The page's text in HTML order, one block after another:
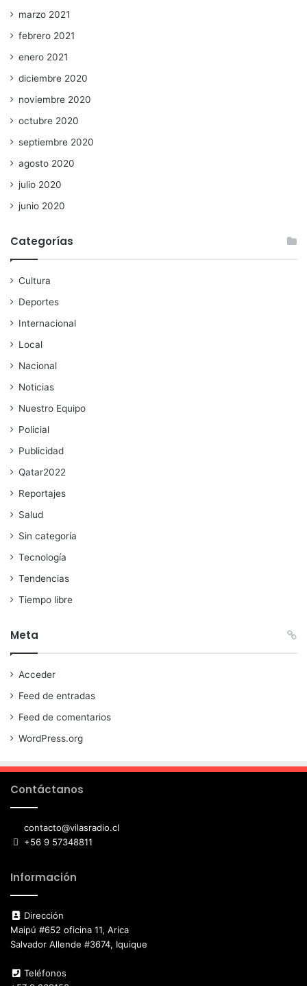
marzo 2021
febrero 2021
enero 2021
diciembre 2020
noviembre 2020
octubre 2020
septiembre 2020
agosto 2020
julio 2020
junio 2020
Categorías
Cultura
Deportes
Internacional
Local
Nacional
Noticias
Nuestro Equipo
Policial
Publicidad
Qatar2022
Reportajes
Salud
Sin categoría
Tecnología
Tendencias
Tiempo libre
Meta
Acceder
Feed de entradas
Feed de comentarios
WordPress.org
Contáctanos
contacto@vilasradio.cl
+56 9 57348811
Información
Dirección
Maipú #652 oficina 11, Arica
Salvador Allende #3674, Iquique
Teléfonos